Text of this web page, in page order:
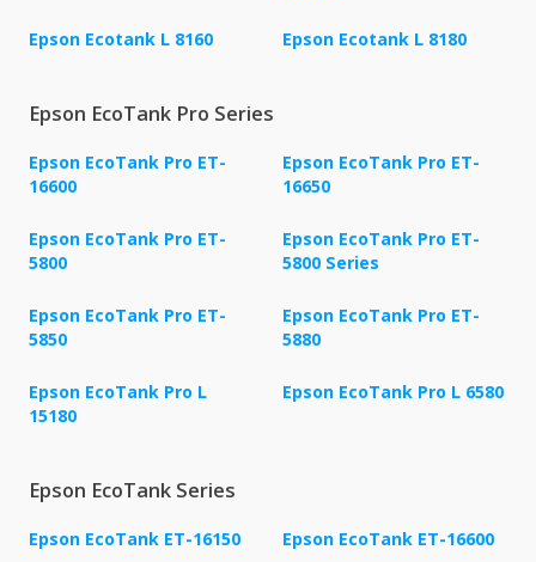
Epson Ecotank L 8160 Epson Ecotank L 8180
Epson EcoTank Pro Series
Epson EcoTank Pro ET-
16600
Epson EcoTank Pro ET-
16650
Epson EcoTank Pro ET-
5800
Epson EcoTank Pro ET-
5800 Series
Epson EcoTank Pro ET-
5850
Epson EcoTank Pro ET-
5880
Epson EcoTank Pro L
15180
Epson EcoTank Pro L 6580
Epson EcoTank Series
Epson EcoTank ET-16150 Epson EcoTank ET-16600